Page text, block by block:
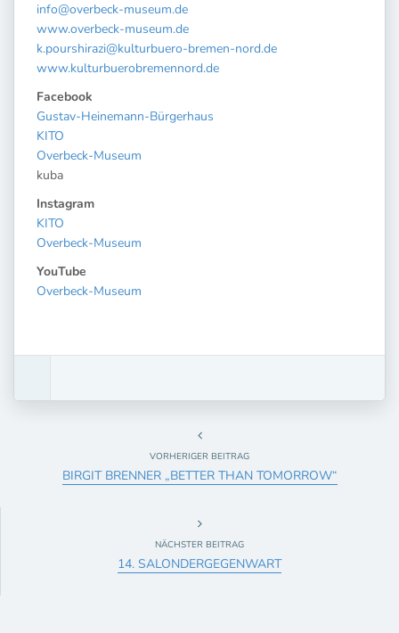
info@overbeck-museum.de
www.overbeck-museum.de
k.pourshirazi@kulturbuero-bremen-nord.de
www.kulturbuerobremennord.de
Facebook
Gustav-Heinemann-Bürgerhaus
KITO
Overbeck-Museum
kuba
Instagram
KITO
Overbeck-Museum
YouTube
Overbeck-Museum
VORHERIGER BEITRAG
BIRGIT BRENNER „BETTER THAN TOMORROW“
NÄCHSTER BEITRAG
14. SALONDERGEGENWART